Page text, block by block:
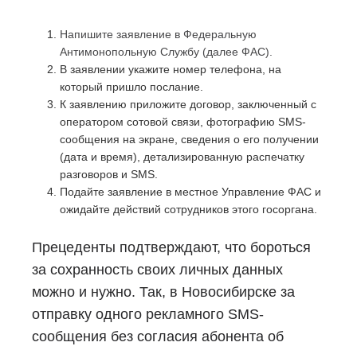
Напишите заявление в Федеральную
Антимонопольную Службу (далее ФАС).
В заявлении укажите номер телефона, на
который пришло послание.
К заявлению приложите договор, заключенный с
оператором сотовой связи, фотографию SMS-
сообщения на экране, сведения о его получении
(дата и время), детализированную распечатку
разговоров и SMS.
Подайте заявление в местное Управление ФАС и
ожидайте действий сотрудников этого госоргана.
Прецеденты подтверждают, что бороться
за сохранность своих личных данных
можно и нужно. Так, в Новосибирске за
отправку одного рекламного SMS-
сообщения без согласия абонента об